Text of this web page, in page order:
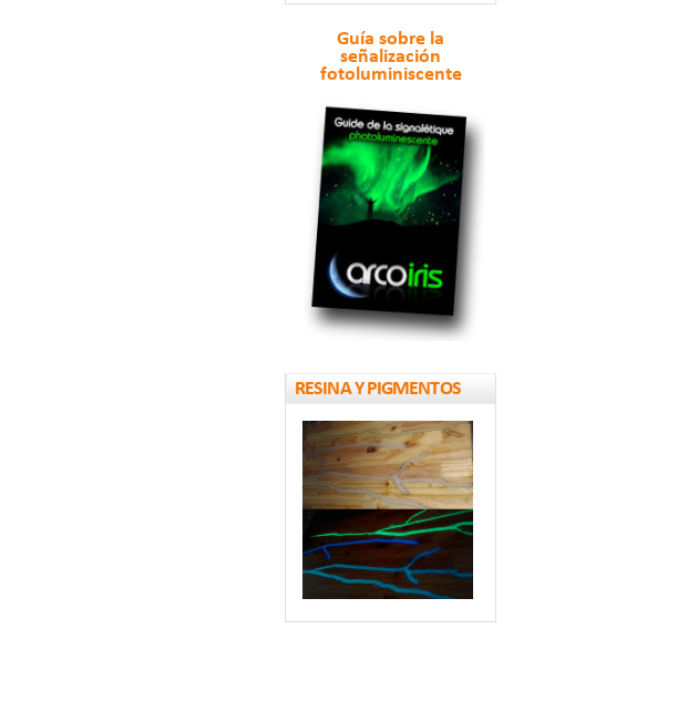
14.77 €
Pequeños Guijarros
Fosforescentes
Guía sobre la
señalización
fotoluminiscente
RESINA Y PIGMENTOS